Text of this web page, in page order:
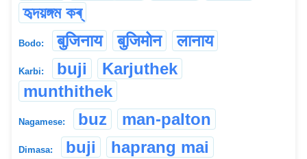
হৃদয়ঙ্গম কৰ্
Bodo: बुजिनाय बुजिमोन लानाय
Karbi: buji
Karjuthek
munthithek
Nagamese: buz man-palton
Dimasa: buji
haprang mai